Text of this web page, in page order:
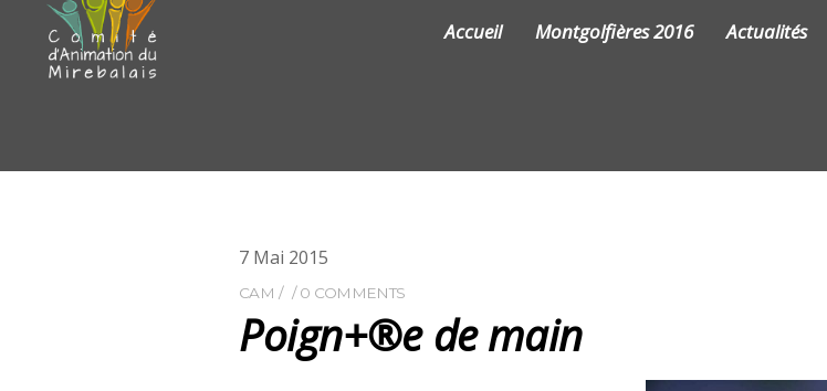
Accueil Montgolfières 2016 Actualités
7 Mai 2015
CAM 0 COMMENTS
Poign+®e de main